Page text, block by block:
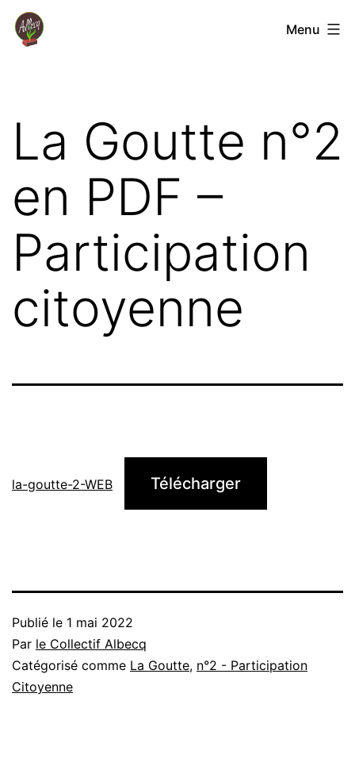
Aller
auCoopérative
Menu
La Goutte n°2
en PDF –
Participation
citoyenne
la-goutte-2-WEB Télécharger
Publié le 1 mai 2022
Par le Collectif Albecq
Catégorisé comme La Goutte, n°2 - Participation
Citoyenne